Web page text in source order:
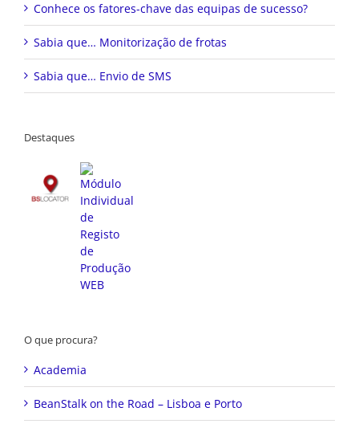
Conhece os fatores-chave das equipas de sucesso?
Sabia que… Monitorização de frotas
Sabia que… Envio de SMS
Destaques
O que procura?
Academia
BeanStalk on the Road – Lisboa e Porto